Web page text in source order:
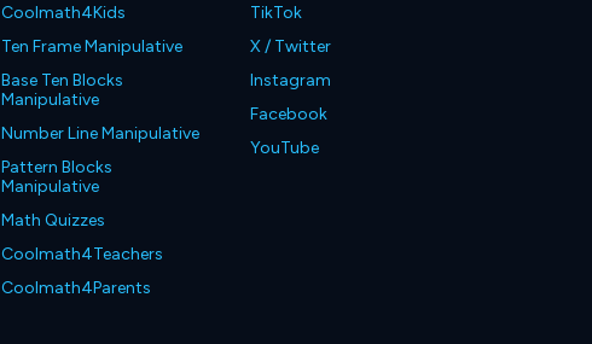
Coolmath4Kids
Ten Frame Manipulative
Base Ten Blocks
Manipulative
Number Line Manipulative
Pattern Blocks
Manipulative
Math Quizzes
Coolmath4Teachers
Coolmath4Parents
TikTok
X / Twitter
Instagram
Facebook
YouTube